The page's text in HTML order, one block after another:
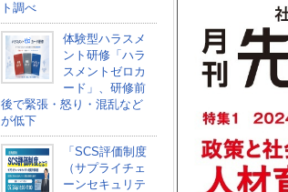
ト調べ
体験型ハラスメ
ント研修「ハラ
スメントゼロカ
ード」、研修前
後で緊張・怒り・混乱など
が低下
「SCS評価制度
（サプライチェ
ーンセキュリテ